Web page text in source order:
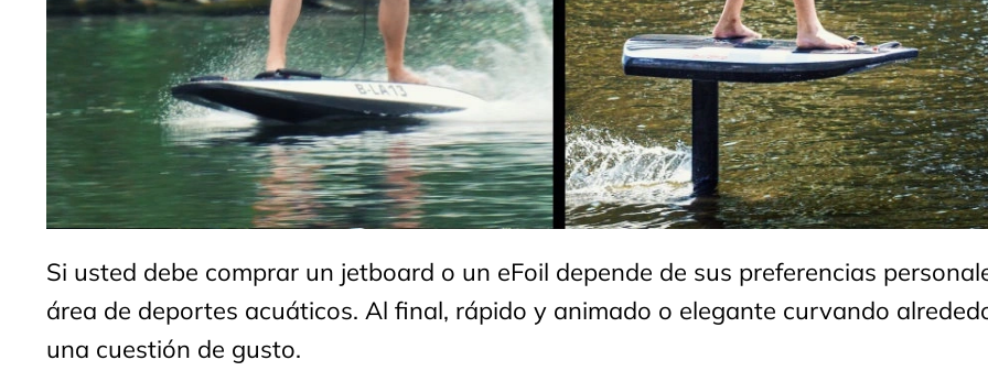
Si usted debe comprar un jetboard o un eFoil depende de sus preferencias
área de deportes acuáticos. Al final, rápido y animado o elegante curvando
una cuestión de gusto.